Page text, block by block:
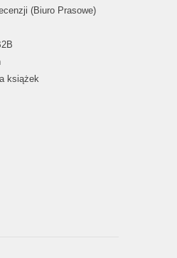
(Biuro Prasowe)
książek